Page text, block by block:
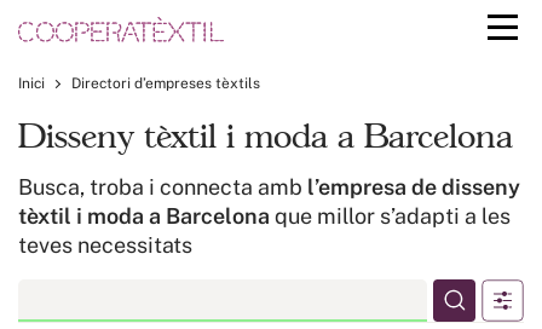
Inici Directori d’empreses tèxtils
Disseny tèxtil i moda a Barcelona
Busca, troba i connecta amb l’empresa de disseny
tèxtil i moda a Barcelona que millor s’adapti a les
teves necessitats